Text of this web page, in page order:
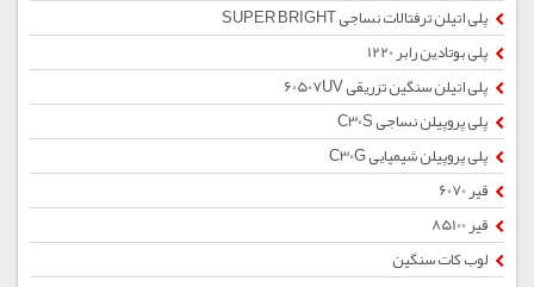
پلی اتیلن ترفتالات نساجی SUPER BRIGHT
پلی بوتادین رابر 1220
پلی اتیلن سنگین تزریقی 60507UV
پلی پروپیلن نساجی C30S
پلی پروپیلن شیمیایی C30G
قیر 6070
قیر 85100
لوب کات سنگین